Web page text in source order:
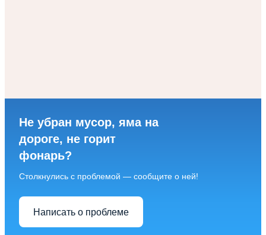
Не убран мусор, яма на
дороге, не горит
фонарь?
Столкнулись с проблемой — сообщите о ней!
Написать о проблеме